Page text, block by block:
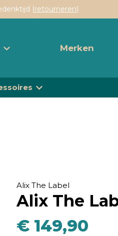
(retourneren)
Merken
Alix The Label
Alix The
€ 149,90